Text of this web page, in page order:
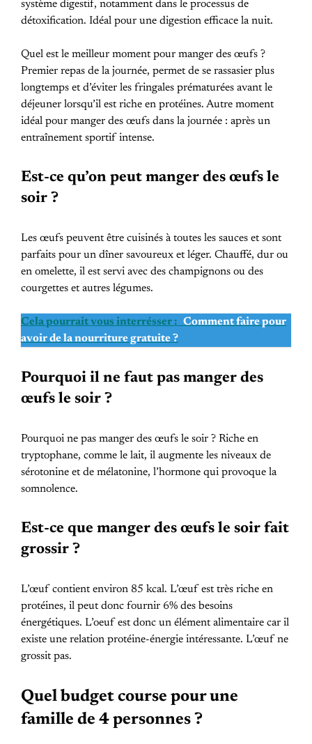
système digestif, notamment dans le processus de
détoxification. Idéal pour une digestion efficace la nuit.
Quel est le meilleur moment pour manger des œufs ?
Premier repas de la journée, permet de se rassasier plus
longtemps et d’éviter les fringales prématurées avant le
déjeuner lorsqu’il est riche en protéines. Autre moment
idéal pour manger des œufs dans la journée : après un
entraînement sportif intense.
Est-ce qu’on peut manger des œufs le
soir ?
Les œufs peuvent être cuisinés à toutes les sauces et sont
parfaits pour un dîner savoureux et léger. Chauffé, dur ou
en omelette, il est servi avec des champignons ou des
courgettes et autres légumes.
Cela pourrait vous interrésser : Comment faire pour
avoir de la nourriture gratuite ?
Pourquoi il ne faut pas manger des
œufs le soir ?
Pourquoi ne pas manger des œufs le soir ? Riche en
tryptophane, comme le lait, il augmente les niveaux de
sérotonine et de mélatonine, l’hormone qui provoque la
somnolence.
Est-ce que manger des œufs le soir fait
grossir ?
L’œuf contient environ 85 kcal. L’œuf est très riche en
protéines, il peut donc fournir 6% des besoins
énergétiques. L’oeuf est donc un élément alimentaire car il
existe une relation protéine-énergie intéressante. L’œuf ne
grossit pas.
Quel budget course pour une
famille de 4 personnes ?